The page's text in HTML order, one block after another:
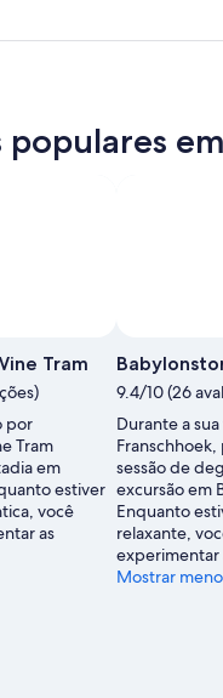
grátis
de
Ezra
Isaac
Tram
por
Tram
em
estiver
você
as
9.4/10 (26
Durante a
sessão de
excursão em
Enquanto
relaxante,
experimentar
Mostrar